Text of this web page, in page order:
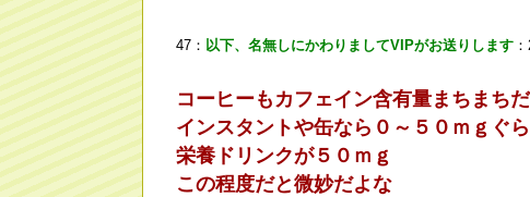
47： 以下、名無しにかわりましてVIPがお送りします
コーヒーもカフェイン含有量まちまち
インスタントや缶なら０～５０ｍｇぐ
栄養ドリンクが５０ｍｇ
この程度だと微妙だよな